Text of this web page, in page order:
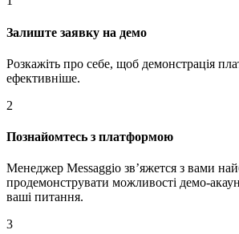
Залиште заявку на демо
Розкажіть про себе, щоб демонстрація
ефективніше.
2
Познайомтесь з платформою
Менеджер Messaggio звʼяжется з вами
продемонструвати можливості демо-
ваші питання.
3